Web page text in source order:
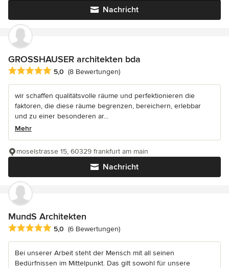
Nachricht
GROSSHAUSER architekten bda
Durchschnittliche Bewertung: 5 von 5 Sternen
5,0 (8 Bewertungen)
wir schaffen qualitätsvolle räume und perfektionieren die
faktoren, die diese räume begrenzen, bereichern, erlebbar
und zu einer besonderen ar...
Mehr
Nachricht
moselstrasse 15, 60329 frankfurt am main
MundS Architekten
Durchschnittliche Bewertung: 5 von 5 Sternen
5,0 (6 Bewertungen)
Bei unserer Arbeit steht der Mensch mit all seinen
Bedürfnissen im Mittelpunkt. Das gilt sowohl für unsere